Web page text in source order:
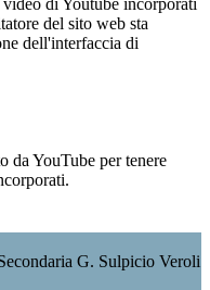
di Youtube incorporati
del sito web sta
dell'interfaccia di
da YouTube per tenere
G. Sulpicio Veroli